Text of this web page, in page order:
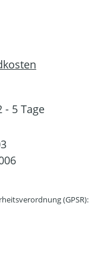
- 5 Tage
(GPSR):